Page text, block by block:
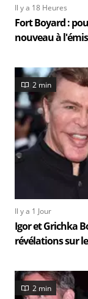
Il y a 18 Heures
Fort Boyard :
nouveau à
2 min
Il y a 1 Jour
Igor et Grichka
révélations sur
2 min